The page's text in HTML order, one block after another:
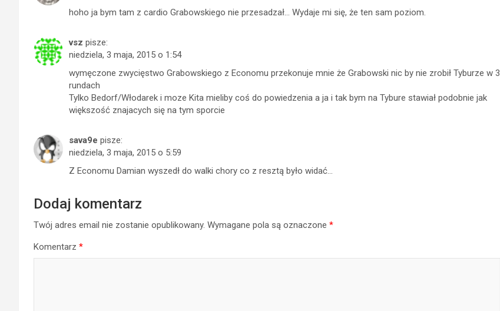
hoho ja bym tam z cardio Grabowskiego nie przesadzał… Wydaje mi się, że ten sam poziom.
vsz pisze:
niedziela, 3 maja, 2015 o 1:54
wymęczone zwycięstwo Grabowskiego z Economu przekonuje mnie że Grabowski nic by nie zrobił Tyburze w 3
rundach
Tylko Bedorf/Włodarek i moze Kita mieliby coś do powiedzenia a ja i tak bym na Tybure stawiał podobnie jak
większość znajacych się na tym sporcie
sava9e pisze:
niedziela, 3 maja, 2015 o 5:59
Z Economu Damian wyszedł do walki chory co z resztą było widać…
Dodaj komentarz
Twój adres email nie zostanie opublikowany. Wymagane pola są oznaczone *
Komentarz *